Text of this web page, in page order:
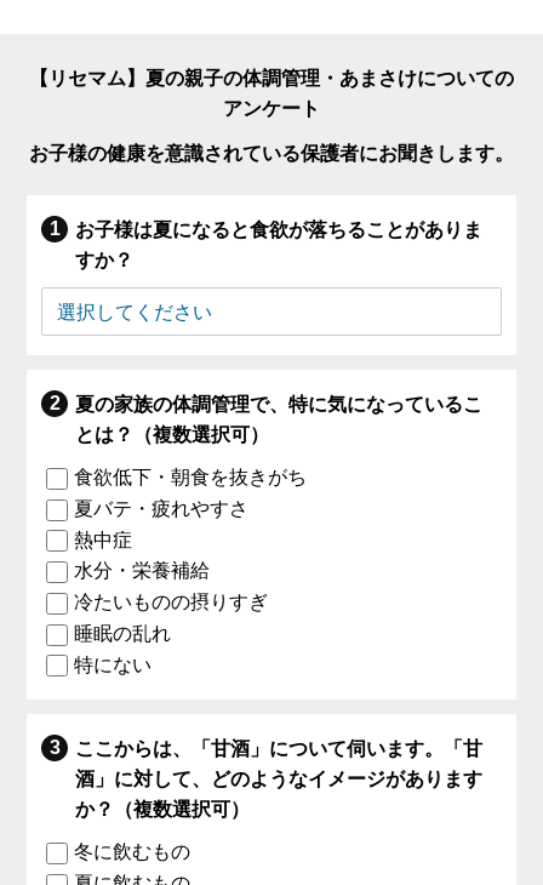
【リセマム】夏の親子の体調管理・あまさけについての
アンケート
お子様の健康を意識されている保護者にお聞きします。
お子様は夏になると食欲が落ちることがありま
すか？
夏の家族の体調管理で、特に気になっているこ
とは？（複数選択可）
食欲低下・朝食を抜きがち
夏バテ・疲れやすさ
熱中症
水分・栄養補給
冷たいものの摂りすぎ
睡眠の乱れ
特にない
ここからは、「甘酒」について伺います。「甘
酒」に対して、どのようなイメージがあります
か？（複数選択可）
冬に飲むもの